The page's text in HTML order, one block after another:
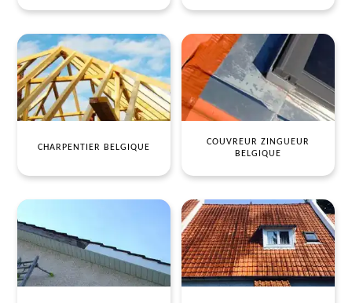
CHARPENTIER BELGIQUE
COUVREUR ZINGUEUR
BELGIQUE